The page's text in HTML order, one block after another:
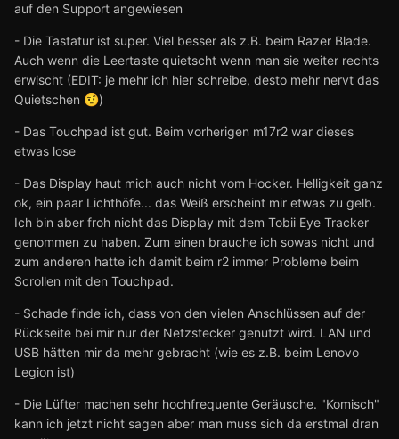
auf den Support angewiesen
- Die Tastatur ist super. Viel besser als z.B. beim Razer Blade.
Auch wenn die Leertaste quietscht wenn man sie weiter rechts
erwischt (EDIT: je mehr ich hier schreibe, desto mehr nervt das
Quietschen 🤨)
- Das Touchpad ist gut. Beim vorherigen m17r2 war dieses
etwas lose
- Das Display haut mich auch nicht vom Hocker. Helligkeit ganz
ok, ein paar Lichthöfe... das Weiß erscheint mir etwas zu gelb.
Ich bin aber froh nicht das Display mit dem Tobii Eye Tracker
genommen zu haben. Zum einen brauche ich sowas nicht und
zum anderen hatte ich damit beim r2 immer Probleme beim
Scrollen mit den Touchpad.
- Schade finde ich, dass von den vielen Anschlüssen auf der
Rückseite bei mir nur der Netzstecker genutzt wird. LAN und
USB hätten mir da mehr gebracht (wie es z.B. beim Lenovo
Legion ist)
- Die Lüfter machen sehr hochfrequente Geräusche. "Komisch"
kann ich jetzt nicht sagen aber man muss sich da erstmal dran